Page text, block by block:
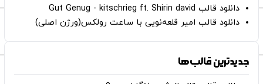
دانلود قالب Gut Genug - kitschrieg ft. Shirin david
دانلود قالب امیر قلعه‌نویی با ساعت رولکس(ورژن اصلی)
جدیدترین قالب‌ها